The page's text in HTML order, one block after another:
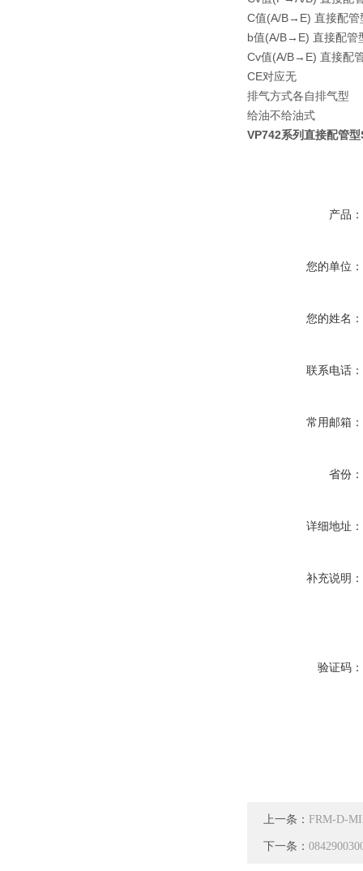
C值(A/B→E) 直接配管
b值(A/B→E) 直接配管
Cv值(A/B→E) 直接配
CE对应无
排气方式各自排气型
给油不给油式
VP742系列直接配管
产品：
您的单位：
您的姓名：
联系电话：
常用邮箱：
省份：
详细地址：
补充说明：
验证码：
上一条： FRM-D-
下一条：